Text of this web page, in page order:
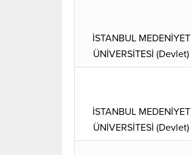
İSTANBUL MEDENİYET
ÜNİVERSİTESİ (Devlet)
İSTANBUL MEDENİYET
ÜNİVERSİTESİ (Devlet)